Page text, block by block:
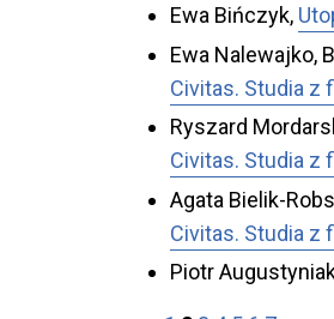
Ewa Bińczyk,
Ewa Nalewajko,
Civitas. Studia z
Ryszard
Civitas. Studia z
Agata Bielik-
Civitas. Studia z
Piotr